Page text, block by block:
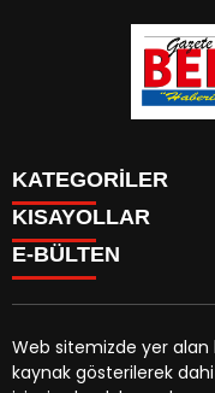
KATEGORİLER
CANLI YAYIN
BURÇLAR
CANLI SONUÇLAR
HAVA DURUMU
KISAYOLLAR
Menü seçimi yapın.
sayfasından menü
E-BÜLTEN
Web sitemizde yer alan
kaynak gösterilerek